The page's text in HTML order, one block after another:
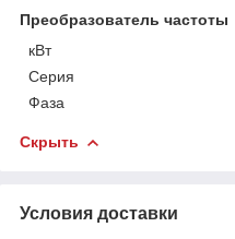
Преобразователь частоты
кВт
Серия
Фаза
Скрыть
Условия доставки